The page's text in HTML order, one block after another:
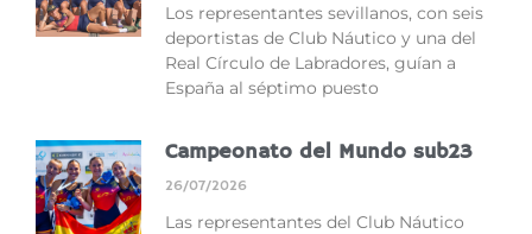
Los representantes sevillanos, con seis
deportistas de Club Náutico y una del
Real Círculo de Labradores, guían a
España al séptimo puesto
Campeonato del Mundo sub23
26/07/2026
Las representantes del Club Náutico